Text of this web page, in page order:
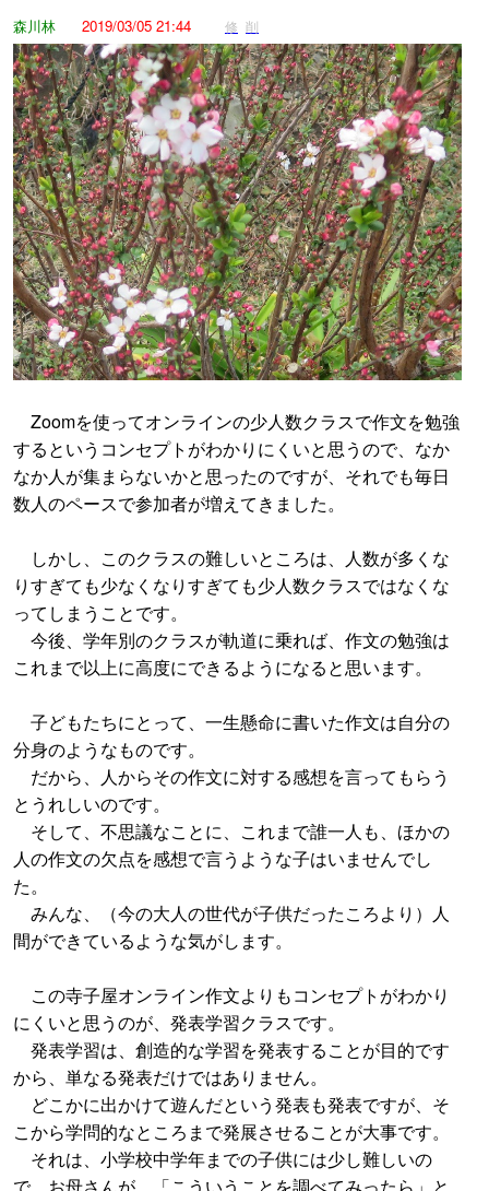
森川林
2019/03/05 21:44 修 削
Zoomを使ってオンラインの少人数クラスで作文を勉強
するというコンセプトがわかりにくいと思うので、なか
なか人が集まらないかと思ったのですが、それでも毎日
数人のペースで参加者が増えてきました。
しかし、このクラスの難しいところは、人数が多くな
りすぎても少なくなりすぎても少人数クラスではなくな
ってしまうことです。
今後、学年別のクラスが軌道に乗れば、作文の勉強は
これまで以上に高度にできるようになると思います。
子どもたちにとって、一生懸命に書いた作文は自分の
分身のようなものです。
だから、人からその作文に対する感想を言ってもらう
とうれしいのです。
そして、不思議なことに、これまで誰一人も、ほかの
人の作文の欠点を感想で言うような子はいませんでし
た。
みんな、（今の大人の世代が子供だったころより）人
間ができているような気がします。
この寺子屋オンライン作文よりもコンセプトがわかり
にくいと思うのが、発表学習クラスです。
発表学習は、創造的な学習を発表することが目的です
から、単なる発表だけではありません。
どこかに出かけて遊んだという発表も発表ですが、そ
こから学問的なところまで発展させることが大事です。
それは、小学校中学年までの子供には少し難しいの